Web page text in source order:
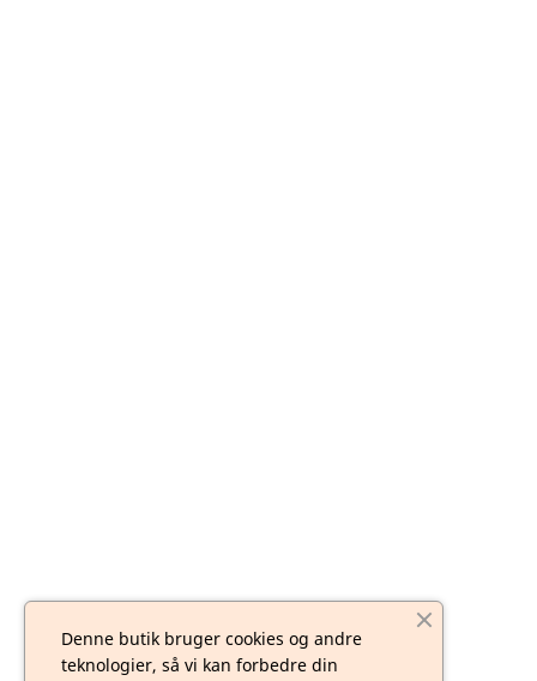
Denne butik bruger cookies og andre
teknologier, så vi kan forbedre din